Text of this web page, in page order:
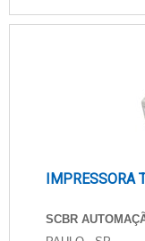
Professional,
IMPRESSORA
SCBR